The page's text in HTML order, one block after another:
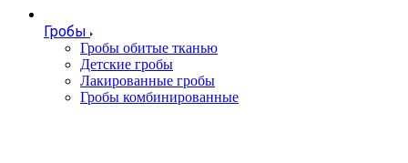
Гробы
Гробы обитые тканью
Детские гробы
Лакированные гробы
Гробы комбинированные